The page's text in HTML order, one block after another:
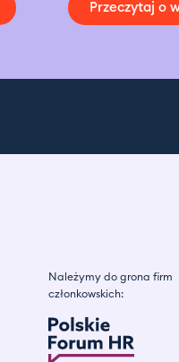
Przeczytaj o
Należymy do grona firm
członkowskich: